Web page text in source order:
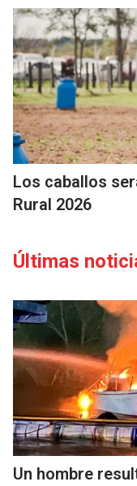
Los caballos
Rural 2026
Últimas
Un hombre